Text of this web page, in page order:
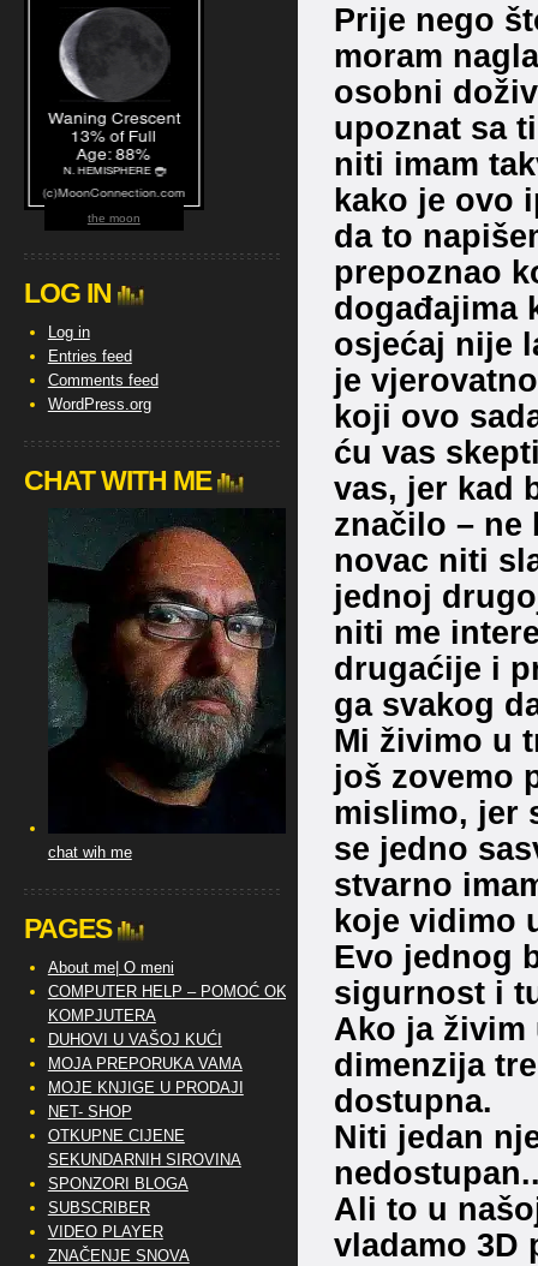
Prije nego
moram
osobni
upoznat sa
niti imam
kako je ovo
da to
prepoznao
događajima
osjećaj nije
je
koji ovo
ću vas
vas, jer kad
značilo – ne
novac niti
jednoj
niti me
drugaćije i
ga svakog
Mi živimo u
još zovemo
mislimo, jer
se jedno
stvarno
koje vidimo
Evo jednog
sigurnost i
Ako ja živim
dimenzija
dostupna.
Niti jedan
Ali to u
vladamo 3D
the moon
LOG IN
Log in
Entries feed
Comments feed
WordPress.org
CHAT WITH ME
chat wih me
PAGES
About me| O meni
COMPUTER HELP – POMOĆ OKO
KOMPJUTERA
DUHOVI U VAŠOJ KUĆI
MOJA PREPORUKA VAMA
MOJE KNJIGE U PRODAJI
NET- SHOP
OTKUPNE CIJENE
SEKUNDARNIH SIROVINA
SPONZORI BLOGA
SUBSCRIBER
VIDEO PLAYER
ZNAČENJE SNOVA